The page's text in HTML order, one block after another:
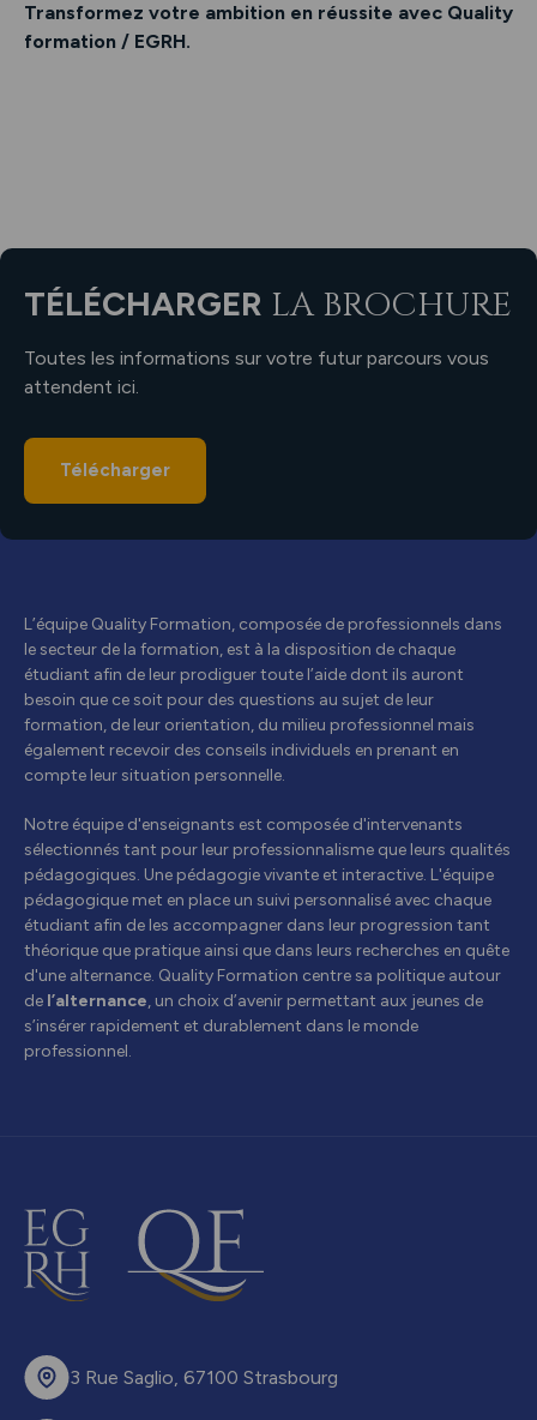
Transformez votre ambition en réussite avec Quality
formation / EGRH.
TÉLÉCHARGER LA BROCHURE
Toutes les informations sur votre futur parcours vous
attendent ici.
Télécharger
L’équipe Quality Formation, composée de professionnels dans
le secteur de la formation, est à la disposition de chaque
étudiant afin de leur prodiguer toute l’aide dont ils auront
besoin que ce soit pour des questions au sujet de leur
formation, de leur orientation, du milieu professionnel mais
également recevoir des conseils individuels en prenant en
compte leur situation personnelle.
Notre équipe d'enseignants est composée d'intervenants
sélectionnés tant pour leur professionnalisme que leurs qualités
pédagogiques. Une pédagogie vivante et interactive. L'équipe
pédagogique met en place un suivi personnalisé avec chaque
étudiant afin de les accompagner dans leur progression tant
théorique que pratique ainsi que dans leurs recherches en quête
d'une alternance. Quality Formation centre sa politique autour
de l’alternance, un choix d’avenir permettant aux jeunes de
s’insérer rapidement et durablement dans le monde
professionnel.
3 Rue Saglio, 67100 Strasbourg